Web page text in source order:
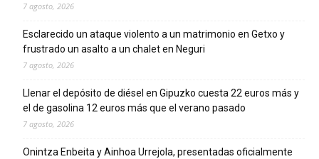
7 agosto, 2026
Esclarecido un ataque violento a un matrimonio en Getxo y
frustrado un asalto a un chalet en Neguri
7 agosto, 2026
Llenar el depósito de diésel en Gipuzko cuesta 22 euros más y
el de gasolina 12 euros más que el verano pasado
7 agosto, 2026
Onintza Enbeita y Ainhoa Urrejola, presentadas oficialmente